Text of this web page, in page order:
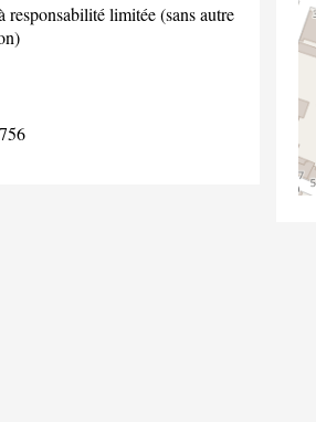
responsabilité limitée (sans autre